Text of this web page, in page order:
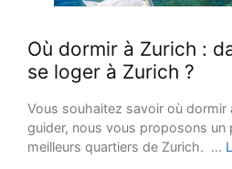
Où dormir à Zurich :
se loger à Zurich ?
Vous souhaitez savoir où dormir
guider, nous vous proposons un
meilleurs quartiers de Zurich. …